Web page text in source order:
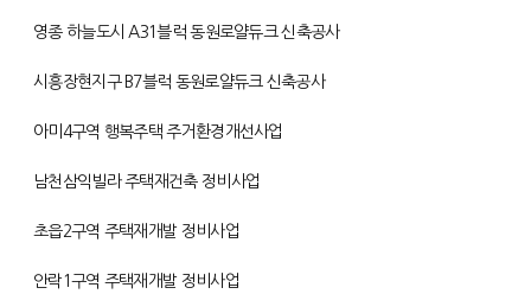
영종 하늘도시 A31블럭 동원로얄듀크 신축공사
시흥장현지구 B7블럭 동원로얄듀크 신축공사
아미4구역 행복주택 주거환경개선사업
남천삼익빌라 주택재건축 정비사업
초읍2구역 주택재개발 정비사업
안락1구역 주택재개발 정비사업